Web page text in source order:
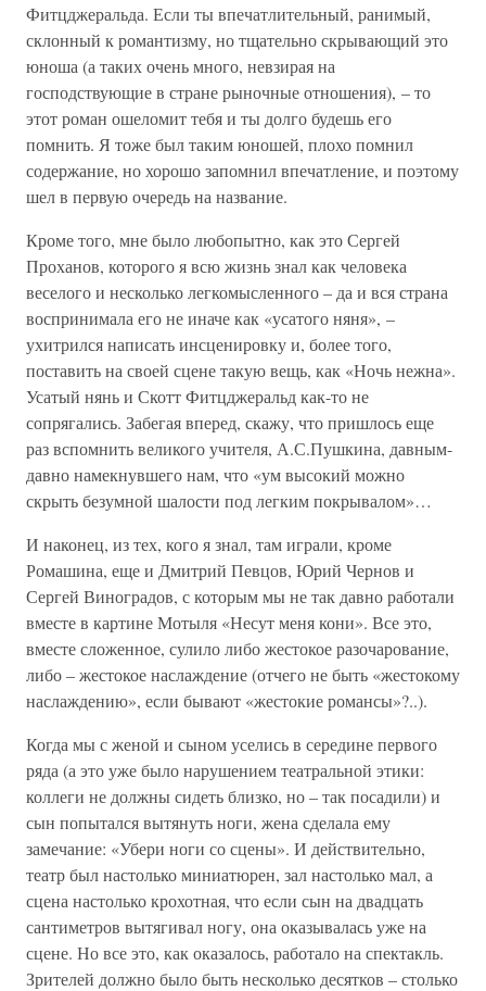
Фитцджеральда. Если ты впечатлительный, ранимый,
склонный к романтизму, но тщательно скрывающий это
юноша (а таких очень много, невзирая на
господствующие в стране рыночные отношения), – то
этот роман ошеломит тебя и ты долго будешь его
помнить. Я тоже был таким юношей, плохо помнил
содержание, но хорошо запомнил впечатление, и поэтому
шел в первую очередь на название.
Кроме того, мне было любопытно, как это Сергей
Проханов, которого я всю жизнь знал как человека
веселого и несколько легкомысленного – да и вся страна
воспринимала его не иначе как «усатого няня», –
ухитрился написать инсценировку и, более того,
поставить на своей сцене такую вещь, как «Ночь нежна».
Усатый нянь и Скотт Фитцджеральд как-то не
сопрягались. Забегая вперед, скажу, что пришлось еще
раз вспомнить великого учителя, А.С.Пушкина, давным-
давно намекнувшего нам, что «ум высокий можно
скрыть безумной шалости под легким покрывалом»…
И наконец, из тех, кого я знал, там играли, кроме
Ромашина, еще и Дмитрий Певцов, Юрий Чернов и
Сергей Виноградов, с которым мы не так давно работали
вместе в картине Мотыля «Несут меня кони». Все это,
вместе сложенное, сулило либо жестокое разочарование,
либо – жестокое наслаждение (отчего не быть «жестокому
наслаждению», если бывают «жестокие романсы»?..).
Когда мы с женой и сыном уселись в середине первого
ряда (а это уже было нарушением театральной этики:
коллеги не должны сидеть близко, но – так посадили) и
сын попытался вытянуть ноги, жена сделала ему
замечание: «Убери ноги со сцены». И действительно,
театр был настолько миниатюрен, зал настолько мал, а
сцена настолько крохотная, что если сын на двадцать
сантиметров вытягивал ногу, она оказывалась уже на
сцене. Но все это, как оказалось, работало на спектакль.
Зрителей должно было быть несколько десятков – столько